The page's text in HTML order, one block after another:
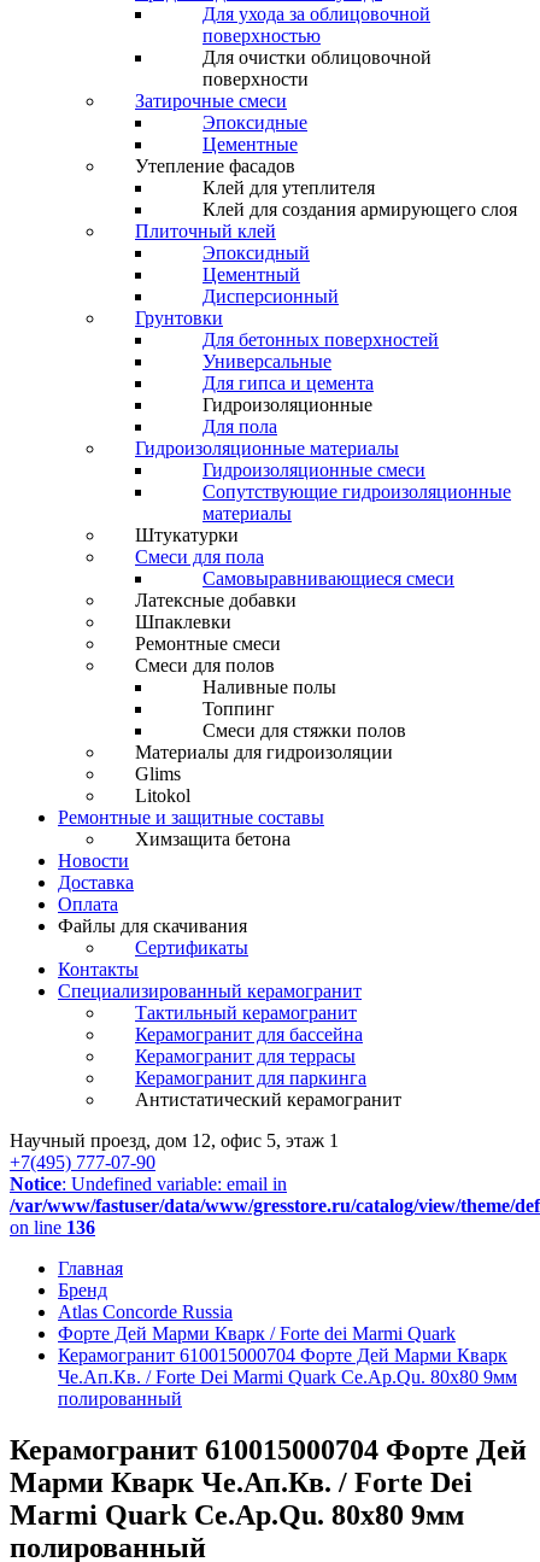
Для ухода за облицовочной
поверхностью
Для очистки облицовочной
поверхности
Затирочные смеси
Эпоксидные
Цементные
Утепление фасадов
Клей для утеплителя
Клей для создания армирующего слоя
Плиточный клей
Эпоксидный
Цементный
Дисперсионный
Грунтовки
Для бетонных поверхностей
Универсальные
Для гипса и цемента
Гидроизоляционные
Для пола
Гидроизоляционные материалы
Гидроизоляционные смеси
Сопутствующие гидроизоляционные
материалы
Штукатурки
Смеси для пола
Самовыравнивающиеся смеси
Латексные добавки
Шпаклевки
Ремонтные смеси
Смеси для полов
Наливные полы
Топпинг
Смеси для стяжки полов
Материалы для гидроизоляции
Glims
Litokol
Ремонтные и защитные составы
Химзащита бетона
Новости
Доставка
Оплата
Файлы для скачивания
Сертификаты
Контакты
Специализированный керамогранит
Тактильный керамогранит
Керамогранит для бассейна
Керамогранит для террасы
Керамогранит для паркинга
Антистатический керамогранит
Научный проезд, дом 12, офис 5, этаж 1
+7(495) 777-07-90
Notice: Undefined variable: email in
/var/www/fastuser/data/www/gresstore.ru/catalog/view/theme/
on line 136
Главная
Бренд
Atlas Concorde Russia
Форте Дей Марми Кварк / Forte dei Marmi Quark
Керамогранит 610015000704 Форте Дей Марми Кварк
Че.Ап.Кв. / Forte Dei Marmi Quark Ce.Ap.Qu. 80x80 9мм
полированный
Керамогранит 610015000704 Форте Дей
Марми Кварк Че.Ап.Кв. / Forte Dei
Marmi Quark Ce.Ap.Qu. 80x80 9мм
полированный